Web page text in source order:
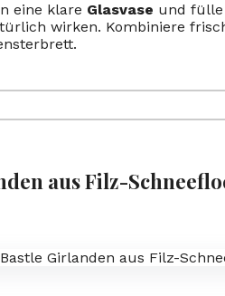
eine klare Glasvase und fülle
wirken. Kombiniere
aus Filz-